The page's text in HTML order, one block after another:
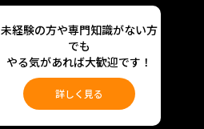
未経験の方や専門知識がない方
でも
やる気があれば大歓迎です！
詳しく見る